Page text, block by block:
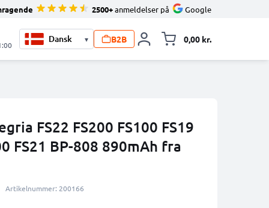
2500+anmeldelser på Google
▾ B2B 0,00 kr.
FS22 FS200 FS100 FS19
FS21 BP-808 890mAh fra
Artikelnummer: 200166